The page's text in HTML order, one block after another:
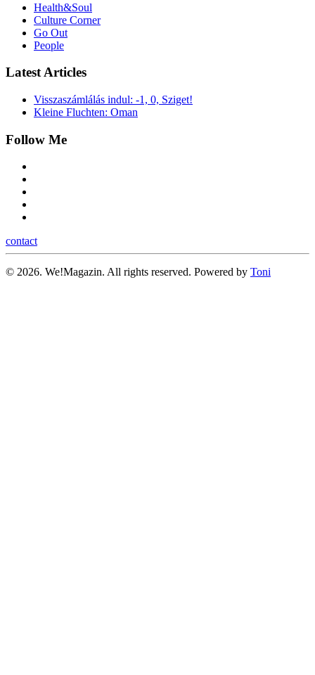
Health&Soul
Culture Corner
Go Out
People
Latest Articles
Visszaszámlálás indul: -1, 0, Sziget!
Kleine Fluchten: Oman
Follow Me
contact
© 2026. We!Magazin. All rights reserved. Powered by Toni